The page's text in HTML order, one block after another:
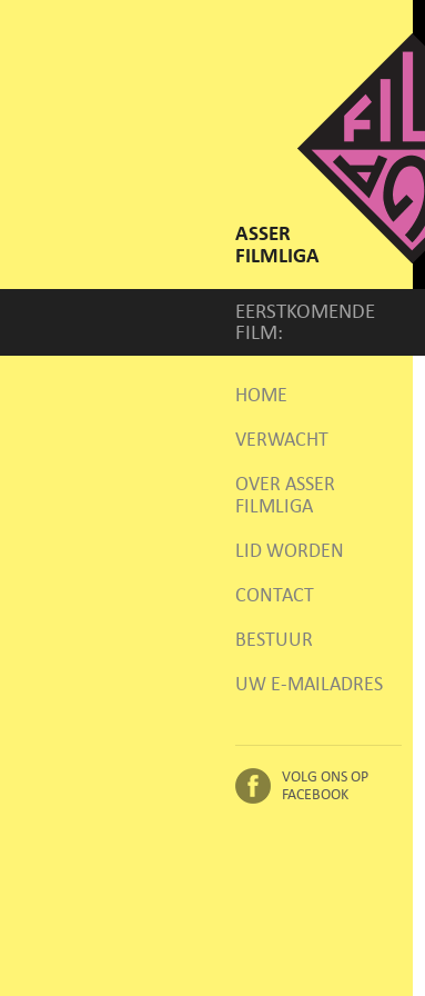
ASSER
FILMLIGA
EERSTKOMENDE
FILM:
HOME
VERWACHT
OVER ASSER
FILMLIGA
LID WORDEN
CONTACT
BESTUUR
UW E-MAILADRES
VOLG ONS OP
FACEBOOK